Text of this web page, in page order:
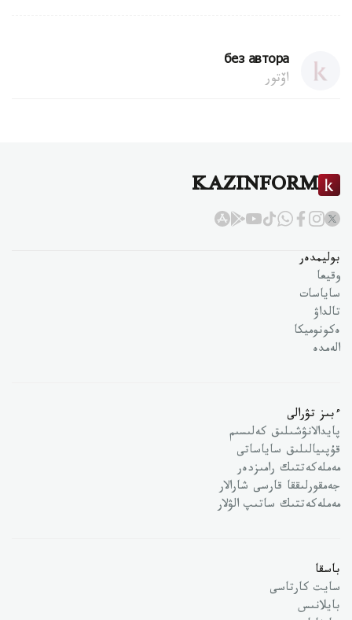
без автора
اۆتور
KAZINFORM
بوليمدەر
وقيعا
ساياسات
تالداۋ
ەكونوميكا
الەمدە
ءبىز تۋرالى
پايدالانۋشىلىق كەلىسىم
قۇپىيالىلىق ساياساتى
مەملەكەتتىك رامىزدەر
جەمقورلىققا قارسى شارالار
مەملەكەتتىك ساتىپ الۋلار
باسقا
سايت كارتاسى
بايلانىس